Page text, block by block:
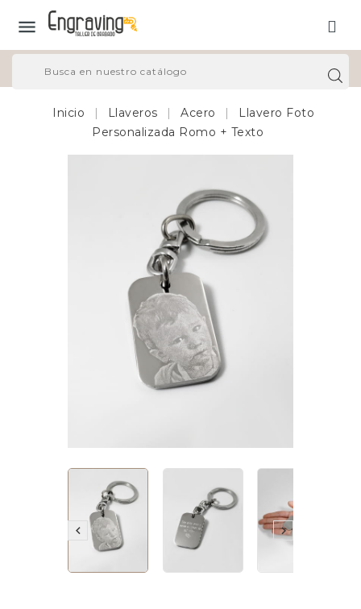

Inicio Llaveros Acero
Llavero Foto
Personalizada Romo + Texto
 